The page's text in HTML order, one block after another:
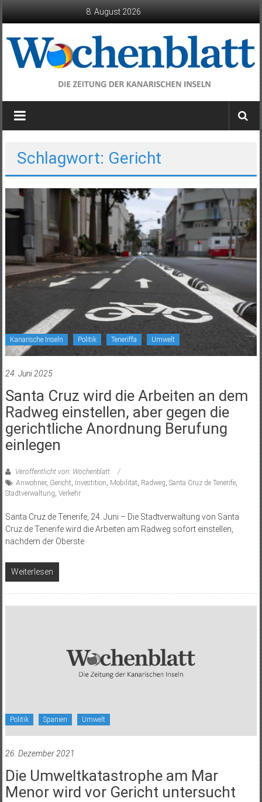
8. August 2026
Wochenblatt
die
Kanarischen
Inseln
Schlagwort: Gericht
Kanarische Inseln Politik Teneriffa Umwelt
24. Juni 2025
Santa Cruz wird die Arbeiten an dem
Radweg einstellen, aber gegen die
gerichtliche Anordnung Berufung
einlegen
Veröffentlicht von: Wochenblatt
Anwohner, Gericht Investition Mobilität Radweg Santa Cruz de Tenerife,
Stadtverwaltung Verkehr
Santa Cruz de Tenerife, 24. Juni – Die Stadtverwaltung von Santa
Cruz de Tenerife wird die Arbeiten am Radweg sofort einstellen,
nachdem der Oberste
Weiterlesen
Politik Spanien Umwelt
26. Dezember 2021
Die Umweltkatastrophe am Mar
Menor wird vor Gericht untersucht